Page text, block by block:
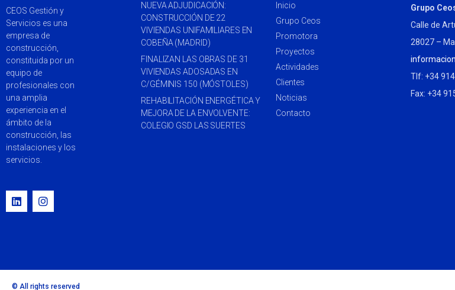
CEOS Gestión y
Servicios es una
empresa de
construcción,
constituida por un
equipo de
profesionales con
una amplia
experiencia en el
ámbito de la
construcción, las
instalaciones y los
servicios.
NUEVA ADJUDICACIÓN:
CONSTRUCCIÓN DE 22
VIVIENDAS UNIFAMILIARES EN
COBEÑA (MADRID)
FINALIZAN LAS OBRAS DE 31
VIVIENDAS ADOSADAS EN
C/GÉMINIS 150 (MÓSTOLES)
REHABILITACIÓN ENERGÉTICA Y
MEJORA DE LA ENVOLVENTE:
COLEGIO GSD LAS SUERTES
Inicio
Grupo Ceos
Promotora
Proyectos
Actividades
Clientes
Noticias
Contacto
Grupo
Calle de
28027 –
Tlf: +34
Fax: +34
© All rights reserved